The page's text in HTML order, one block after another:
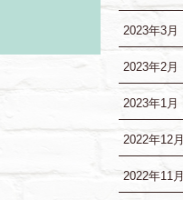
2023年3月
2023年2月
2023年1月
2022年12月
2022年11月